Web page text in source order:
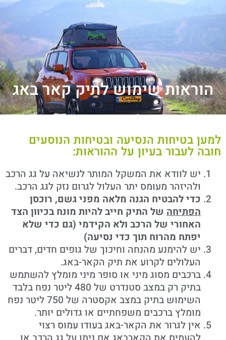
הוראות שימוש לתיק קאר באג
למען בטיחות הנסיעה ובטיחות הנוסעים
חובה לעבור בעיון על ההוראות:
יש לוודא את המשקל המותר לנשיאה על גג הרכב
ולהיזהר מעומס יתר העלול לגרום נזק לגג הרכב.
כדי להבטיח הגנה מלאה מפני גשם, רוכסן
הפתיחה של התיק חייב להיות מונח בכיוון הצד
האחורי של הרכב ולא הקידמי (גם כדי שלא
יפתח מהרוח תוך כדי נסיעה)
יש להימנע מהנחה וחיכוך של גופים חדים, דברים
העלולים לקרוע את תיק הקאר-באג.
ברכבים מסוג מיני או סופר מיני מומלץ להשתמש
בתיק רק במצב סטנדרט של 480 ליטר נפח בלבד
השימוש בתיק במצב אקסטרה של 750 ליטר נפח
מומלץ ברכבים משפחתיים או גדולים יותר.
אין לגרור את הקאר-באג בעודו עמוס רצוי